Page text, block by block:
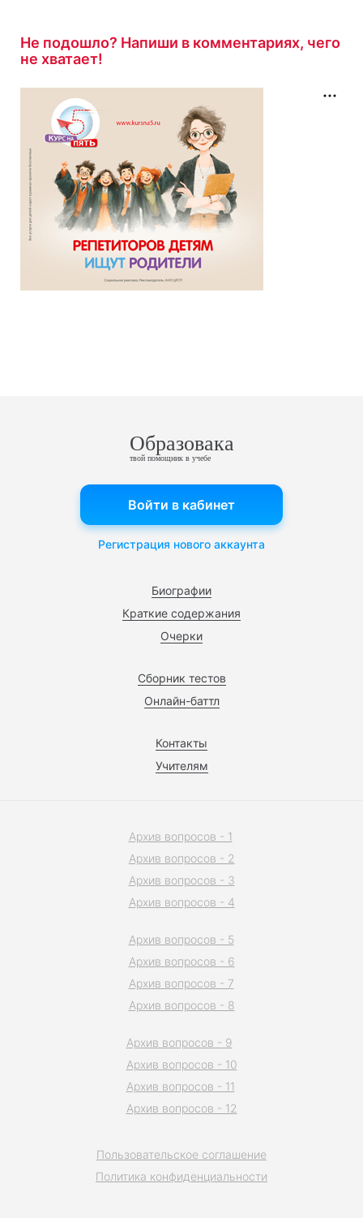
Не подошло? Напиши в комментариях, чего
не хватает!
Образовака
твой помощник в учебе
Биографии
Краткие содержания
Очерки
Сборник тестов
Онлайн-баттл
Контакты
Учителям
Войти в кабинет
Регистрация нового аккаунта
Пользовательское соглашение
Политика конфиденциальности
Архив вопросов - 1
Архив вопросов - 2
Архив вопросов - 3
Архив вопросов - 4
Архив вопросов - 5
Архив вопросов - 6
Архив вопросов - 7
Архив вопросов - 8
Архив вопросов - 9
Архив вопросов - 10
Архив вопросов - 11
Архив вопросов - 12